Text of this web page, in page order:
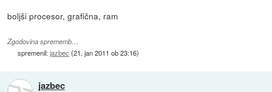
boljši procesor, grafična, ram
Zgodovina sprememb…
spremenil:jazbec (21. jan 2011 ob 23:16)
jazbec